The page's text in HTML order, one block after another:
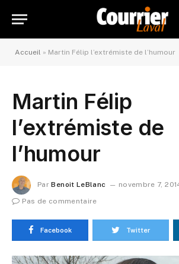
Accueil » Martin Félip l’extrémiste de l’humour
Martin Félip
l’extrémiste de
l’humour
Par Benoit LeBlanc
novembre 7,
Pas de commentaire
Facebook Twitter